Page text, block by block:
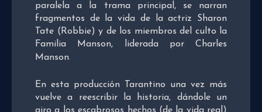
paralela a la trama principal, se narran
fragmentos de la vida de la actriz Sharon
Tate (Robbie) y de los miembros del culto la
Familia Manson, liderada por Charles
Manson.
En esta producción Tarantino una vez más
vuelve a reescribir la historia, dándole un